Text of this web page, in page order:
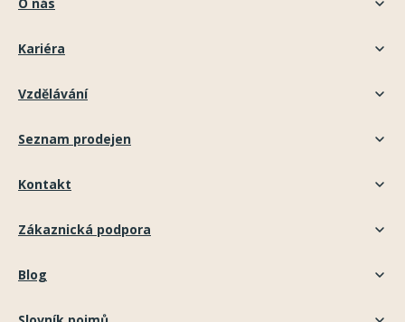
Kariéra
Vzdělávání
Seznam prodejen
Kontakt
Zákaznická podpora
Blog